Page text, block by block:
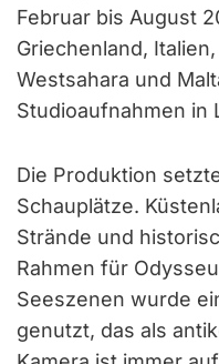
Februar bis August
Griechenland,
Westsahara und
Studioaufnahmen in
Die Produktion
Schauplätze.
Strände und
Rahmen für
Seeszenen wurde
genutzt, das als